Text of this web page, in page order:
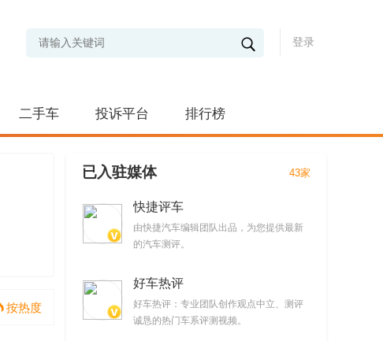
登录
二手车 投诉平台 排行榜
按热度
已入驻媒体 43家
快捷评车
由快捷汽车编辑团队出品，为您提供最新
的汽车测评。
好车热评
好车热评：专业团队创作观点中立、测评
诚恳的热门车系评测视频。